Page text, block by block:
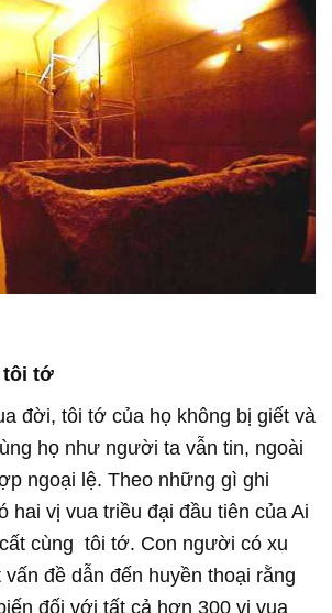
tôi tớ
đời, tôi tớ của họ không bị giết và
họ như người ta vẫn tin, ngoài
ngoại lệ. Theo những gì ghi
hai vị vua triều đại đầu tiên của Ai
cùng tôi tớ. Con người có xu
đề dẫn đến huyền thoại rằng
đối với tất cả hơn 300 vị vua